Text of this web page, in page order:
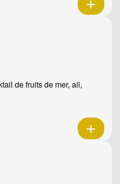
de fruits de mer, ail,